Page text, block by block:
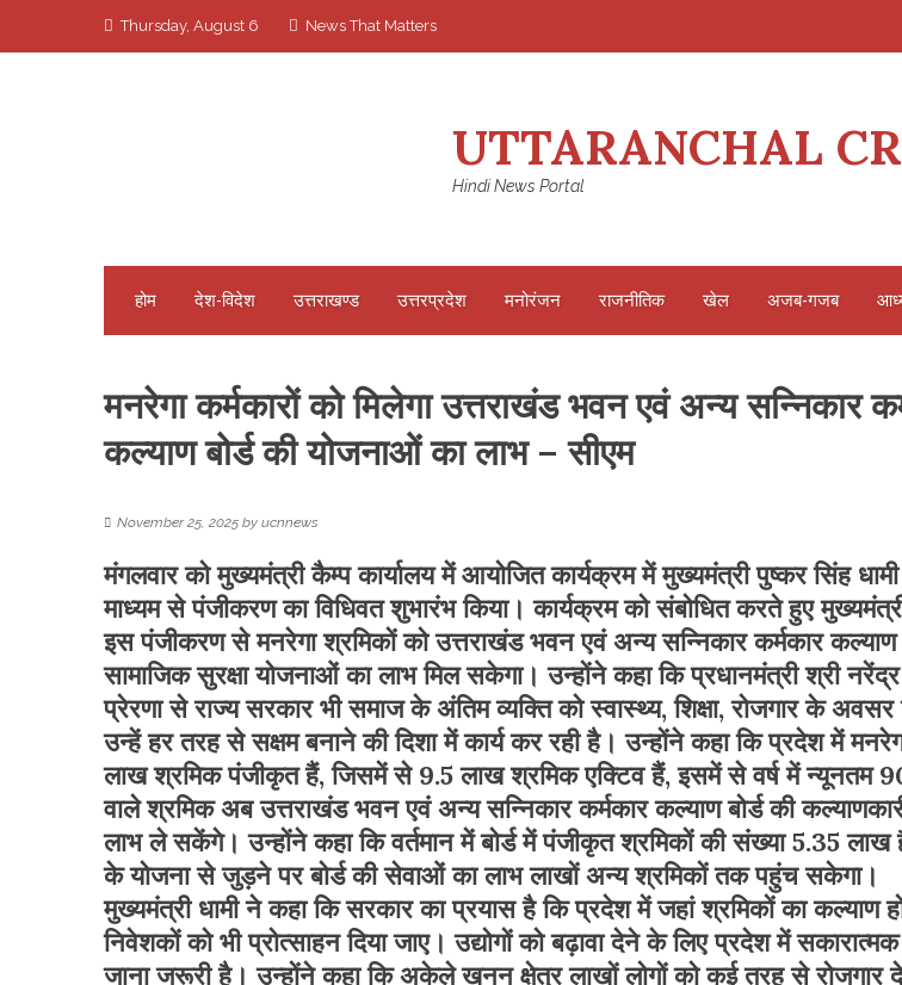
Thursday, August 6 News That Matters
UTTARANCHAL
Hindi News Portal
होम देश-विदेश उत्तराखण्ड उत्तरप्रदेश मनोरंजन राजनीतिक खेल अजब-गजब
मनरेगा कर्मकारों को मिलेगा उत्तराखंड भवन एवं अन्य सन्निकार
कल्याण बोर्ड की योजनाओं का लाभ – सीएम
November 25, 2025 by ucnnews
मंगलवार को मुख्यमंत्री कैम्प कार्यालय में आयोजित कार्यक्रम में मुख्यमंत्री पुष्कर सिंह
माध्यम से पंजीकरण का विधिवत शुभारंभ किया। कार्यक्रम को संबोधित करते हुए
इस पंजीकरण से मनरेगा श्रमिकों को उत्तराखंड भवन एवं अन्य सन्निकार कर्मकार कल्याण
सामाजिक सुरक्षा योजनाओं का लाभ मिल सकेगा। उन्होंने कहा कि प्रधानमंत्री श्री नरेंद्र
प्रेरणा से राज्य सरकार भी समाज के अंतिम व्यक्ति को स्वास्थ्य, शिक्षा, रोजगार के
उन्हें हर तरह से सक्षम बनाने की दिशा में कार्य कर रही है। उन्होंने कहा कि प्रदेश में
लाख श्रमिक पंजीकृत हैं, जिसमें से 9.5 लाख श्रमिक एक्टिव हैं, इसमें से वर्ष में न्यूनतम
वाले श्रमिक अब उत्तराखंड भवन एवं अन्य सन्निकार कर्मकार कल्याण बोर्ड की
लाभ ले सकेंगे। उन्होंने कहा कि वर्तमान में बोर्ड में पंजीकृत श्रमिकों की संख्या 5.35 लाख
के योजना से जुड़ने पर बोर्ड की सेवाओं का लाभ लाखों अन्य श्रमिकों तक पहुंच सकेगा।
मुख्यमंत्री धामी ने कहा कि सरकार का प्रयास है कि प्रदेश में जहां श्रमिकों का कल्याण
निवेशकों को भी प्रोत्साहन दिया जाए। उद्योगों को बढ़ावा देने के लिए प्रदेश में सकारात्मक
जाना जरूरी है। उन्होंने कहा कि अकेले खनन क्षेत्र लाखों लोगों को कई तरह से